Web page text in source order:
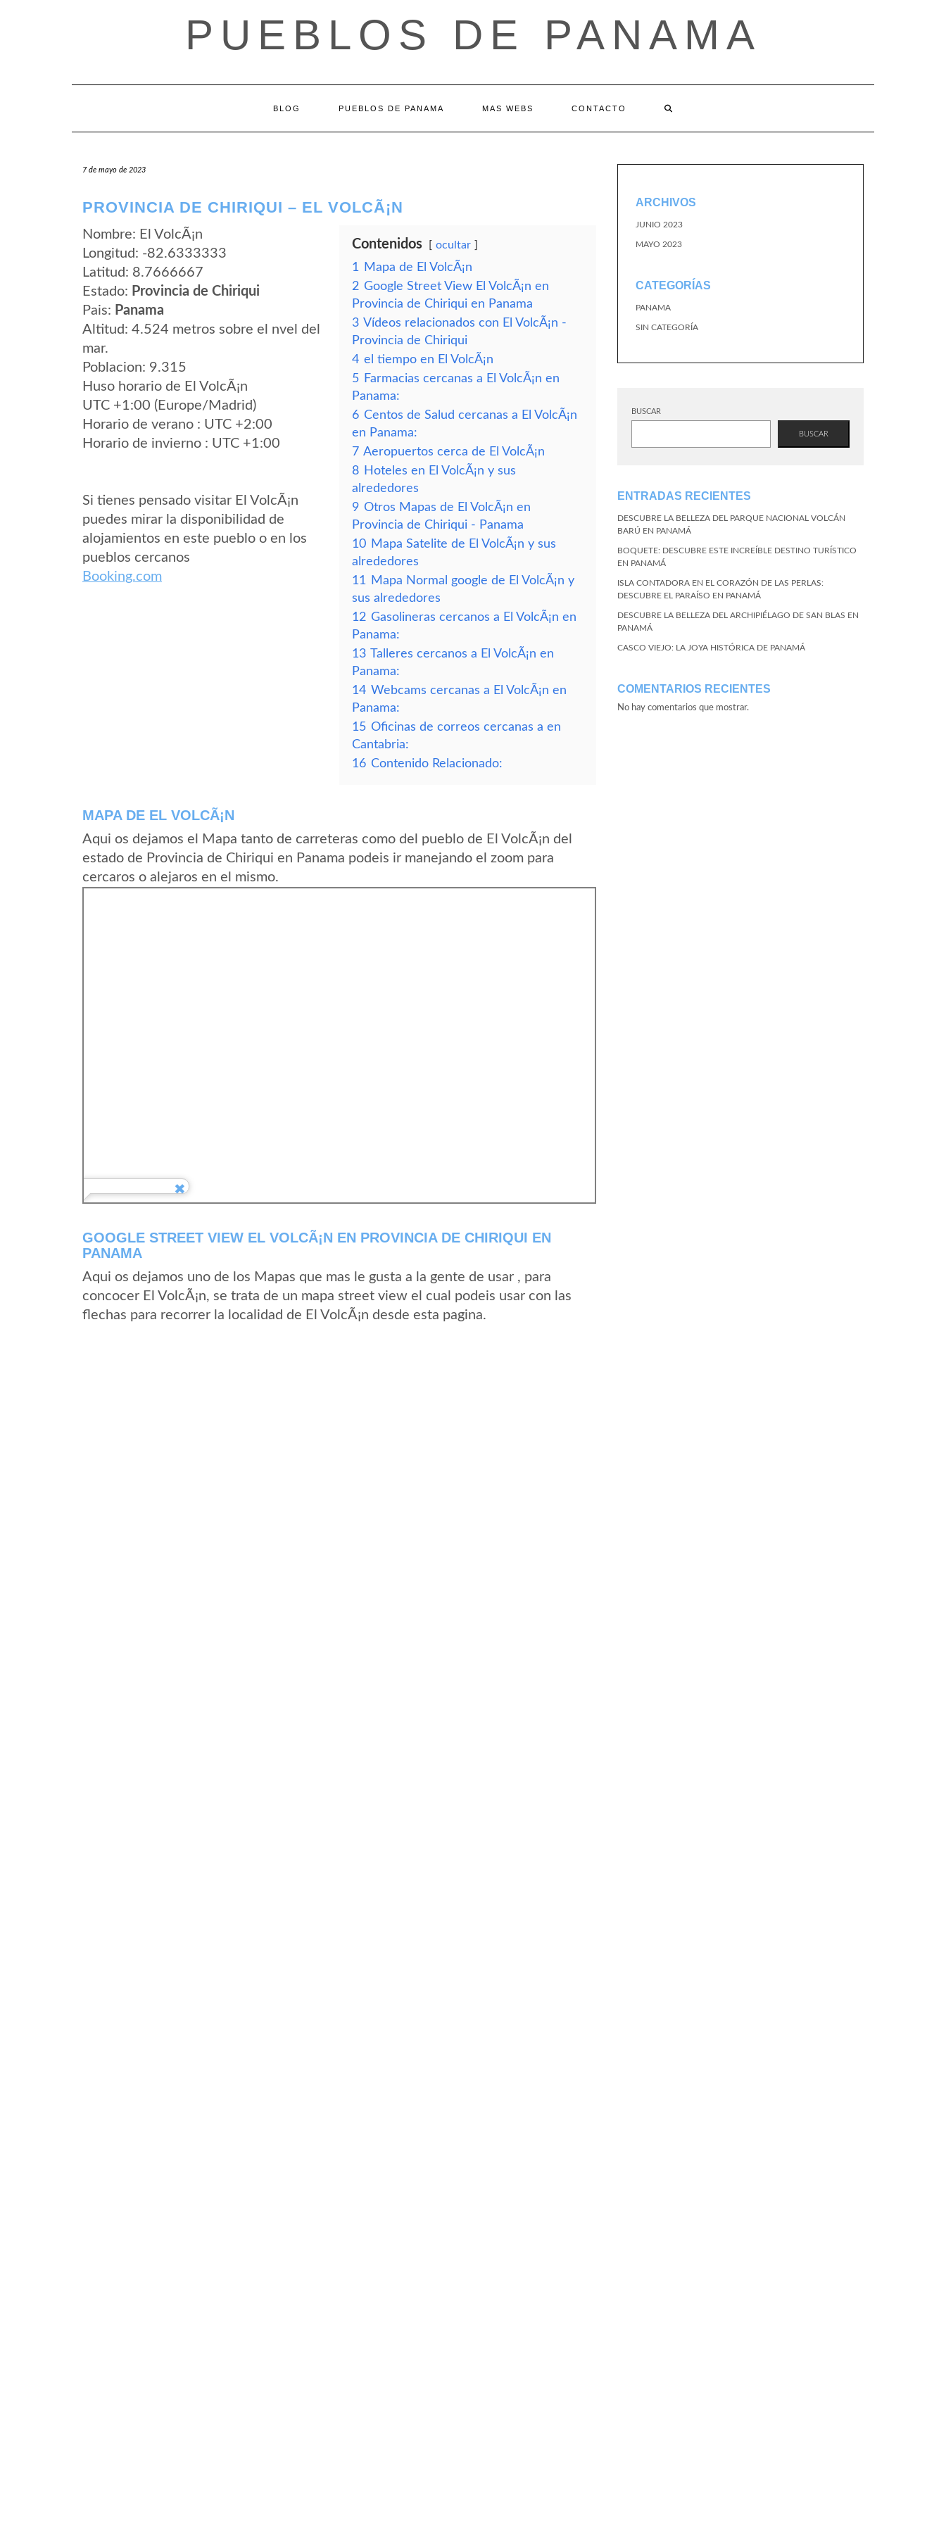
PUEBLOS DE PANAMA
BLOG PUEBLOS DE PANAMA MAS WEBS CONTACTO
7 de mayo de 2023
PROVINCIA DE CHIRIQUI – EL VOLCÃ¡N
Nombre: El VolcÃ¡n
Longitud: -82.6333333
Latitud: 8.7666667
Estado: Provincia de Chiriqui
Pais: Panama
Altitud: 4.524 metros sobre el nvel del
mar.
Poblacion: 9.315
Huso horario de El VolcÃ¡n
UTC +1:00 (Europe/Madrid)
Horario de verano : UTC +2:00
Horario de invierno : UTC +1:00
Si tienes pensado visitar El VolcÃ¡n
puedes mirar la disponibilidad de
alojamientos en este pueblo o en los
pueblos cercanos
Booking.com
Contenidos ocultar
1
Mapa de El VolcÃ¡n
2 Google Street View El VolcÃ¡n en
Provincia de Chiriqui en Panama
3 Vídeos relacionados con El VolcÃ¡n -
Provincia de Chiriqui
4 el tiempo en El VolcÃ¡n
5 Farmacias cercanas a El VolcÃ¡n en
Panama:
6 Centos de Salud cercanas a El VolcÃ¡n
en Panama:
7 Aeropuertos cerca de El VolcÃ¡n
8 Hoteles en El VolcÃ¡n y sus
alrededores
9 Otros Mapas de El VolcÃ¡n en
Provincia de Chiriqui - Panama
10 Mapa Satelite de El VolcÃ¡n y sus
alrededores
11
Mapa Normal google de El VolcÃ¡n y
sus alrededores
12 Gasolineras cercanos a El VolcÃ¡n en
Panama:
13 Talleres cercanos a El VolcÃ¡n en
Panama:
14 Webcams cercanas a El VolcÃ¡n en
Panama:
15 Oficinas de correos cercanas a en
Cantabria:
16 Contenido Relacionado:
MAPA DE EL VOLCÃ¡N
Aqui os dejamos el Mapa tanto de carreteras como del pueblo de El VolcÃ¡n del
estado de Provincia de Chiriqui en Panama podeis ir manejando el zoom para
cercaros o alejaros en el mismo.
GOOGLE STREET VIEW EL VOLCÃ¡N EN PROVINCIA DE CHIRIQUI EN
PANAMA
Aqui os dejamos uno de los Mapas que mas le gusta a la gente de usar , para
concocer El VolcÃ¡n, se trata de un mapa street view el cual podeis usar con las
flechas para recorrer la localidad de El VolcÃ¡n desde esta pagina.
ARCHIVOS
JUNIO 2023
MAYO 2023
CATEGORÍAS
PANAMA
SIN CATEGORÍA
BUSCAR
BUSCAR
ENTRADAS RECIENTES
DESCUBRE LA BELLEZA DEL PARQUE NACIONAL VOLCÁN
BARÚ EN PANAMÁ
BOQUETE: DESCUBRE ESTE INCREÍBLE DESTINO TURÍSTICO
EN PANAMÁ
ISLA CONTADORA EN EL CORAZÓN DE LAS PERLAS:
DESCUBRE EL PARAÍSO EN PANAMÁ
DESCUBRE LA BELLEZA DEL ARCHIPIÉLAGO DE SAN BLAS EN
PANAMÁ
CASCO VIEJO: LA JOYA HISTÓRICA DE PANAMÁ
COMENTARIOS RECIENTES
No hay comentarios que mostrar.